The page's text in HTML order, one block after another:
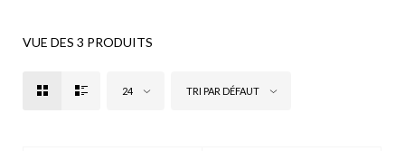
VUE DES 3 PRODUITS
24 TRI PAR DÉFAUT